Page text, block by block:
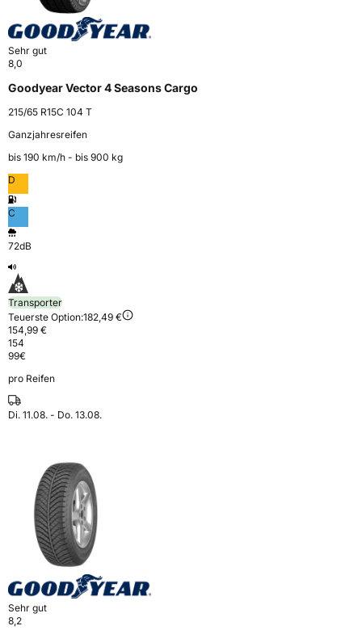
Sehr gut
8,0
Goodyear Vector 4 Seasons Cargo
215/65 R15C 104 T
Ganzjahresreifen
bis 190 km⁠/⁠h - bis 900 kg
D
C
72dB
Transporter
Teuerste Option:182,49 €
154,99 €
154
99€
pro Reifen
Di. 11.08. - Do. 13.08.
Sehr gut
8,2